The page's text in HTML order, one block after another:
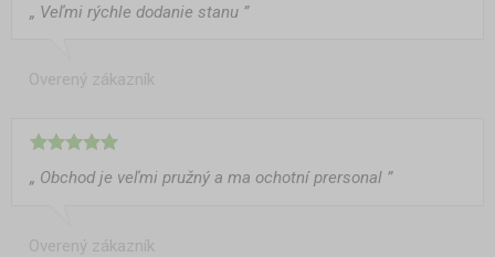
„ Veľmi rýchle dodanie stanu ”
Overený zákazník
„ Obchod je veľmi pružný a ma ochotní prersonal ”
Overený zákazník